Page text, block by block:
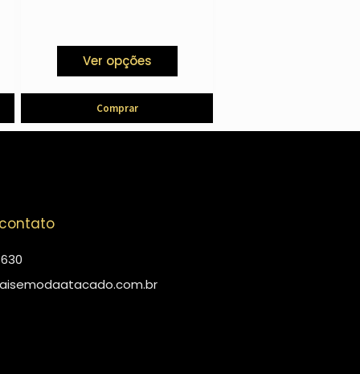
Ver opções
Comprar